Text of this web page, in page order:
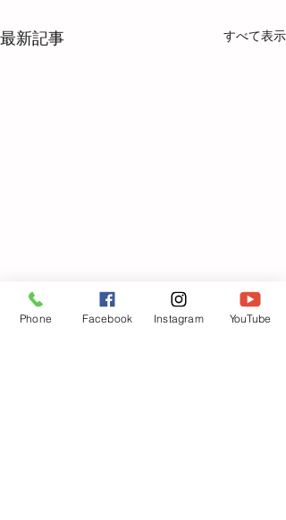
最新記事 すべて表示
Phone Facebook Instagram YouTube